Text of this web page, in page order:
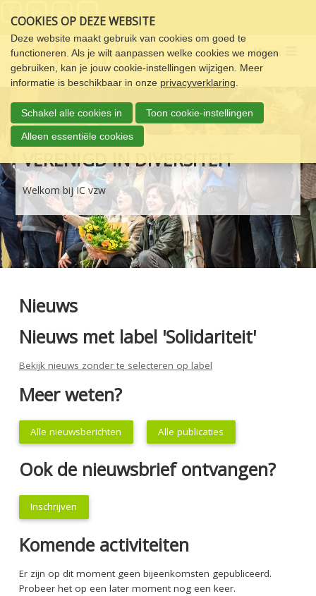
links
over
Spring
naar
de
navigatie
Spring
naar
de
inhoud
COOKIES OP DEZE WEBSITE
Deze website maakt gebruik van cookies om goed te
functioneren. Als je wilt aanpassen welke cookies we mogen
gebruiken, kan je jouw cookie-instellingen wijzigen. Meer
informatie is beschikbaar in onze privacyverklaring
Schakel alle cookies in Toon cookie-instellingen
Alleen essentiële cookies
Menu
VERENIGD IN DIVERSITEIT
Welkom bij IC vzw
Nieuws
Nieuws met label 'Solidariteit'
Bekijk nieuws zonder te selecteren op label
Meer weten?
Alle nieuwsberichten Alle publicaties
Ook de nieuwsbrief ontvangen?
Inschrijven
Komende activiteiten
Er zijn op dit moment geen bijeenkomsten gepubliceerd.
Probeer het op een later moment nog een keer.